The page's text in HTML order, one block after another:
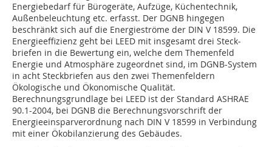
Energiebedarf für Bürogeräte, Aufzüge, Küchentechnik,
Außenbeleuchtung etc. erfasst. Der DGNB hingegen
beschränkt sich auf die Energieströme der DIN V 18599. Die
Energie­effizienz geht bei LEED mit insgesamt drei Steck­
briefen in die Bewertung ein, welche dem Themenfeld
Energie und Atmosphäre zugeordnet sind, im DGNB-System
in acht Steckbriefen aus den zwei Themenfeldern
Ökologische und Ökonomische Qualität.
Berechnungsgrundlage bei LEED ist der Standard ASHRAE
90.1-2004, bei DGNB die Berechnungsvorschrift der
Energieeinsparverordnung nach DIN V 18599 in Verbindung
mit einer Ökobilanzierung des Gebäudes.